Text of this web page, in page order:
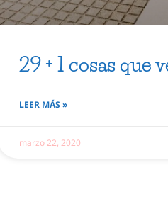
29 + 1 cosas que
LEER MÁS »
marzo 22, 2020